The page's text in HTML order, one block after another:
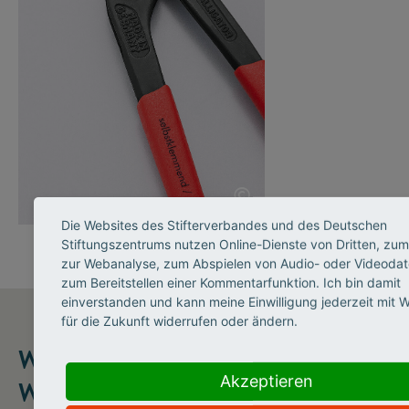
©
WISSENSCHAFT VERBESSERT
WERKZEUGE
Die Websites des Stifterverbandes und des Deutschen
Stiftungszentrums nutzen Online-Dienste von Dritten,
zur Webanalyse, zum Abspielen von Audio- oder
zum Bereitstellen einer Kommentarfunktion. Ich bin damit
einverstanden und kann meine Einwilligung jederzeit mit
für die Zukunft widerrufen oder ändern.
Akzeptieren